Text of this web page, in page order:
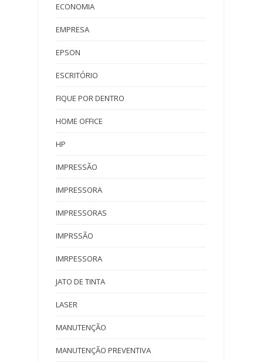
ECONOMIA
EMPRESA
EPSON
ESCRITÓRIO
FIQUE POR DENTRO
HOME OFFICE
HP
IMPRESSÃO
IMPRESSORA
IMPRESSORAS
IMPRSSÃO
IMRPESSORA
JATO DE TINTA
LASER
MANUTENÇÃO
MANUTENÇÃO PREVENTIVA